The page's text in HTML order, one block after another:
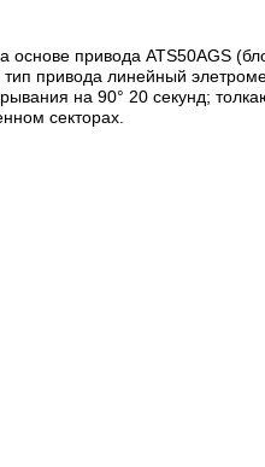
основе привода ATS50АGS
тип привода линейный
на 90° 20 секунд;
секторах.